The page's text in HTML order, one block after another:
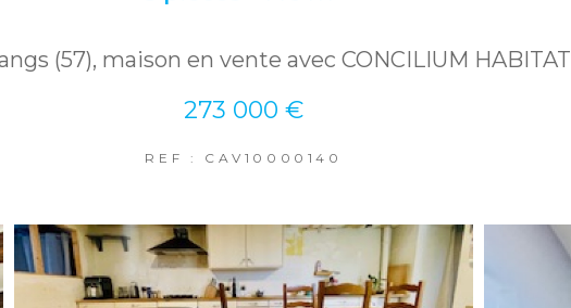
(57), maison en vente avec CONCILIUM HABITAT
273 000 €
REF : CAV10000140